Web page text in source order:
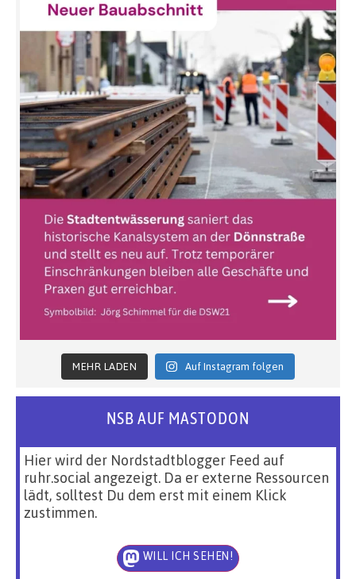
MEHR LADEN Auf Instagram folgen
NSB AUF MASTODON
Hier wird der Nordstadtblogger Feed auf
ruhr.social angezeigt. Da er externe Ressourcen
lädt, solltest Du dem erst mit einem Klick
zustimmen.
WILL ICH SEHEN!